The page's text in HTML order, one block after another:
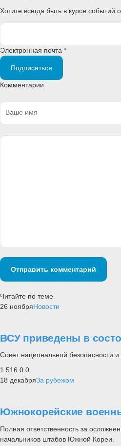
Хотите всегда быть в курсе
Электронная почта *
Подписаться
Комментарии
Отправить комментарий
Читайте по теме
26 ноябряНовости
ВСУ приведены в
Совет национальной безопасности
1 516 0 0
18 декабряЗа рубежом
Южнокорейские
Полная ответственность за
начальников штабов Южной Кореи.